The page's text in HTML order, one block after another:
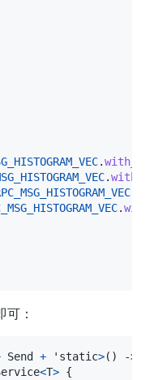
.
.
.
：
Send + 'static>( ) ->
<T> {